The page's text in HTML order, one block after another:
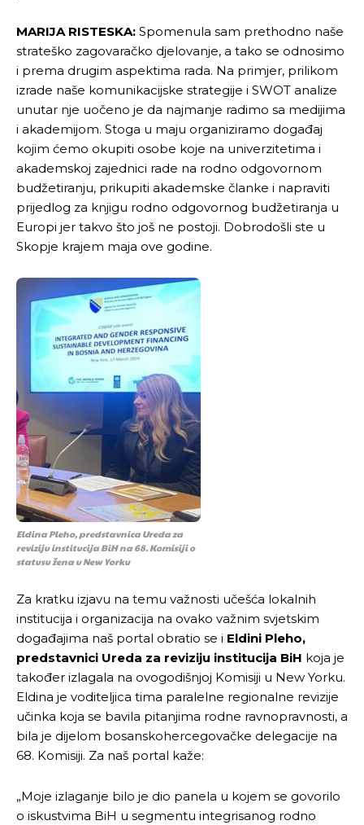
Pusti priču da živi!
Ovim putem želimo da vam se zahvalimo što ste
odlučili da pustite Vašu priču da živi, Redakcija
Objavi.ba
[wpuf_form id=”7463”]
Pusti priču da živi!
Ovim putem želimo da vam se zahvalimo što ste
odlučili da pustite Vašu priču da živi, Redakcija
Objavi.ba
[wpuf_form id=”7463”]
MARIJA RISTESKA: Spomenula sam prethodno naše
strateško zagovaračko djelovanje, a tako se odnosimo
i prema drugim aspektima rada. Na primjer, prilikom
izrade naše komunikacijske strategije i SWOT analize
unutar nje uočeno je da najmanje radimo sa medijima
i akademijom. Stoga u maju organiziramo događaj
kojim ćemo okupiti osobe koje na univerzitetima i
akademskoj zajednici rade na rodno odgovornom
budžetiranju, prikupiti akademske članke i napraviti
prijedlog za knjigu rodno odgovornog budžetiranja u
Europi jer takvo što još ne postoji. Dobrodošli ste u
Skopje krajem maja ove godine.
Eldina Pleho, predstavnica Ureda za
reviziju institucija BiH na 68. Komisiji o
statusu žena u New Yorku
Za kratku izjavu na temu važnosti učešća lokalnih
institucija i organizacija na ovako važnim svjetskim
događajima naš portal obratio se i Eldini Pleho,
predstavnici Ureda za reviziju institucija BiH koja je
također izlagala na ovogodišnjoj Komisiji u New Yorku.
Eldina je voditeljica tima paralelne regionalne revizije
učinka koja se bavila pitanjima rodne ravnopravnosti, a
bila je dijelom bosanskohercegovačke delegacije na
68. Komisiji. Za naš portal kaže:
„Moje izlaganje bilo je dio panela u kojem se govorilo
o iskustvima BiH u segmentu integrisanog rodno